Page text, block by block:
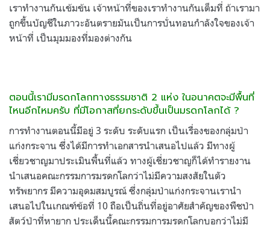
เราทำงานกันเข้มข้น เจ้าหน้าที่ของเราทำงานกันเต็มที่ ถ้าเรามา
ถูกขึ้นบัญชีในภาวะอันตรายมันเป็นการบั่นทอนกำลังใจของเจ้า
หน้าที่ เป็นมุมมองที่มองต่างกัน
ตอนนี้เรามีมรดกโลกทางธรรมชาติ 2 แห่ง ในอนาคตจะมีพื้นที่
ไหนอีกไหมครับ ที่มีโอกาสที่ยกระดับขึ้นเป็นมรดกโลกได้ ?
การทำงานตอนนี้มีอยู่ 3 ระดับ ระดับแรก เป็นเรื่องของกลุ่มป่า
แก่งกระจาน ซึ่งได้มีการทำเอกสารนำเสนอไปแล้ว มีทางผู้
เชี่ยวชาญมาประเมินพื้นที่แล้ว ทางผู้เชี่ยวชาญก็ได้ทำรายงาน
นำเสนอคณะกรรมการมรดกโลกว่าไม่มีความสงสัยในตัว
ทรัพยากร มีความอุดมสมบูรณ์ ซึ่งกลุ่มป่าแก่งกระจานเรานำ
เสนอไปในเกณฑ์ข้อที่ 10 ถือเป็นถิ่นที่อยู่อาศัยสำคัญของพืชป่า
สัตว์ป่าที่หายาก ประเด็นนี้คณะกรรมการมรดกโลกบอกว่าไม่มี